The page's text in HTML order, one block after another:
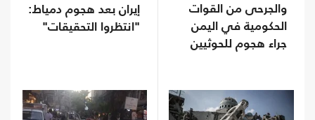
والجرحى من القوات
الحكومية في اليمن
جراء هجوم للحوثيين
إيران بعد هجوم دمياط:
"انتظروا التحقيقات"